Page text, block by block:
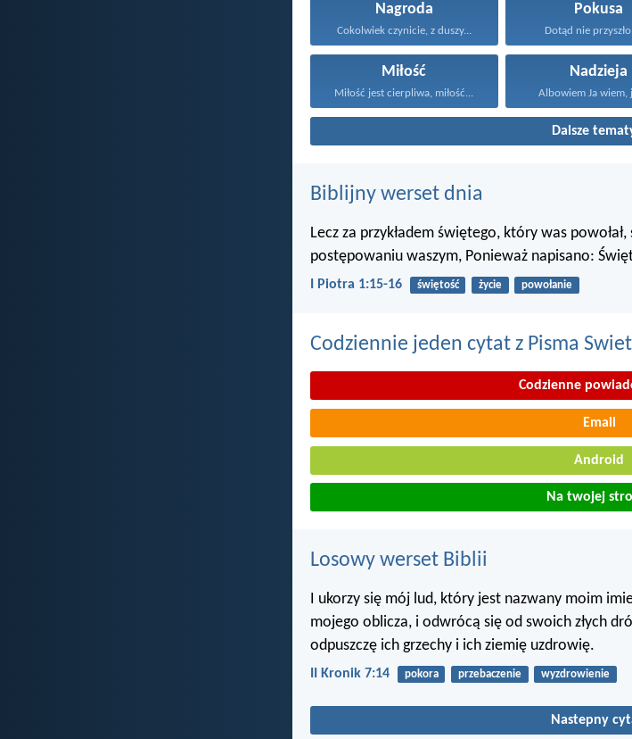
Nagroda
Cokolwiek czynicie, z duszy...
Pokusa
Dotąd nie
Miłość
Miłość jest cierpliwa, miłość...
Nadzieja
Albowiem Ja wiem,
Dalsze
Biblijny werset dnia
Lecz za przykładem świętego, który was
postępowaniu waszym, Ponieważ napisano:
I Piotra 1:15-16 świętość życie powołanie
Codziennie jeden cytat z Pisma
Codzienne
Email
Android
Na twojej
Losowy werset Biblii
I ukorzy się mój lud, który jest nazwany moim
mojego oblicza, i odwrócą się od swoich złych
odpuszczę ich grzechy i ich ziemię uzdrowię.
II Kronik 7:14 pokora przebaczenie wyzdrowienie
Nastepny